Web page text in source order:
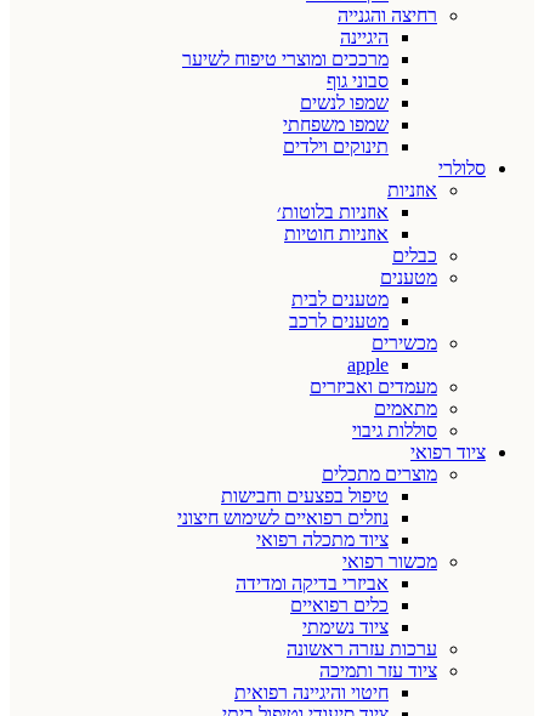
רחיצה והגנייה
היגיינה
מרככים ומוצרי טיפוח לשיער
סבוני גוף
שמפו לנשים
שמפו משפחתי
תינוקים וילדים
סלולרי
אוזניות
אוזניות בלוטות׳
אוזניות חוטיות
כבלים
מטענים
מטענים לבית
מטענים לרכב
מכשירים
apple
מעמדים ואביזרים
מתאמים
סוללות גיבוי
ציוד רפואי
מוצרים מתכלים
טיפול בפצעים וחבישות
נוזלים רפואיים לשימוש חיצוני
ציוד מתכלה רפואי
מכשור רפואי
אביזרי בדיקה ומדידה
כלים רפואיים
ציוד נשימתי
ערכות עזרה ראשונה
ציוד עזר ותמיכה
חיטוי והיגיינה רפואית